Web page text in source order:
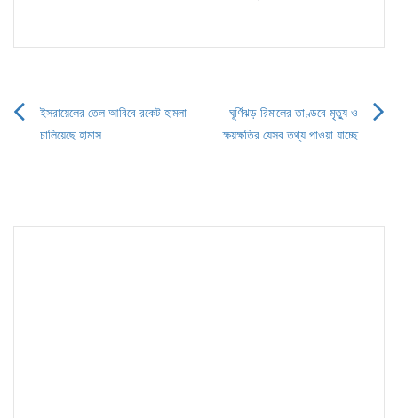
Post
ইসরায়েলের তেল আবিবে রকেট হামলা
চালিয়েছে হামাস
ঘূর্ণিঝড় রিমালের তাণ্ডবে মৃত্যু ও
ক্ষয়ক্ষতির যেসব তথ্য পাওয়া যাচ্ছে